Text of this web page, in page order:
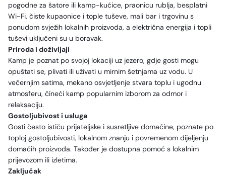
pogodne za šatore ili kamp-kućice, praonicu rublja, besplatni
Wi-Fi, čiste kupaonice i tople tuševe, mali bar i trgovinu s
ponudom svježih lokalnih proizvoda, a električna energija i topli
tuševi uključeni su u boravak.
Priroda i doživljaji
Kamp je poznat po svojoj lokaciji uz jezero, gdje gosti mogu
opuštati se, plivati ili uživati u mirnim šetnjama uz vodu. U
večernjim satima, mekano osvjetljenje stvara toplu i ugodnu
atmosferu, čineći kamp popularnim izborom za odmor i
relaksaciju.
Gostoljubivost i usluga
Gosti često ističu prijateljske i susretljive domaćine, poznate po
toploj gostoljubivosti, lokalnom znanju i povremenom dijeljenju
domaćih proizvoda. Također je dostupna pomoć s lokalnim
prijevozom ili izletima.
Zaključak